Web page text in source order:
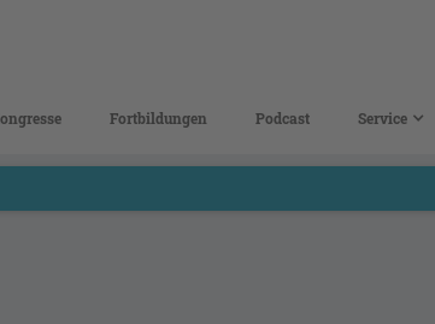
Fortbildungen Podcast Service